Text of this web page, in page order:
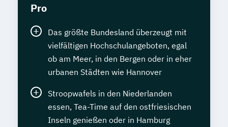
Pro
Das größte Bundesland überzeugt mit
vielfältigen Hochschulangeboten, egal
ob am Meer, in den Bergen oder in eher
urbanen Städten wie Hannover
Stroopwafels in den Niederlanden
essen, Tea-Time auf den ostfriesischen
Inseln genießen oder in Hamburg